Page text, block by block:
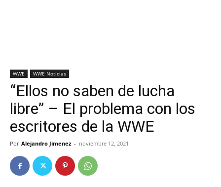
WWE WWE Noticias
“Ellos no saben de lucha
libre” – El problema con los
escritores de la WWE
Por Alejandro Jimenez - noviembre 12, 2021